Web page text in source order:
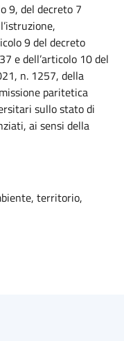
9, del decreto 7
9 del decreto
e dell’articolo 10 del
n. 1257, della
paritetica
sullo stato di
ai sensi della
territorio,